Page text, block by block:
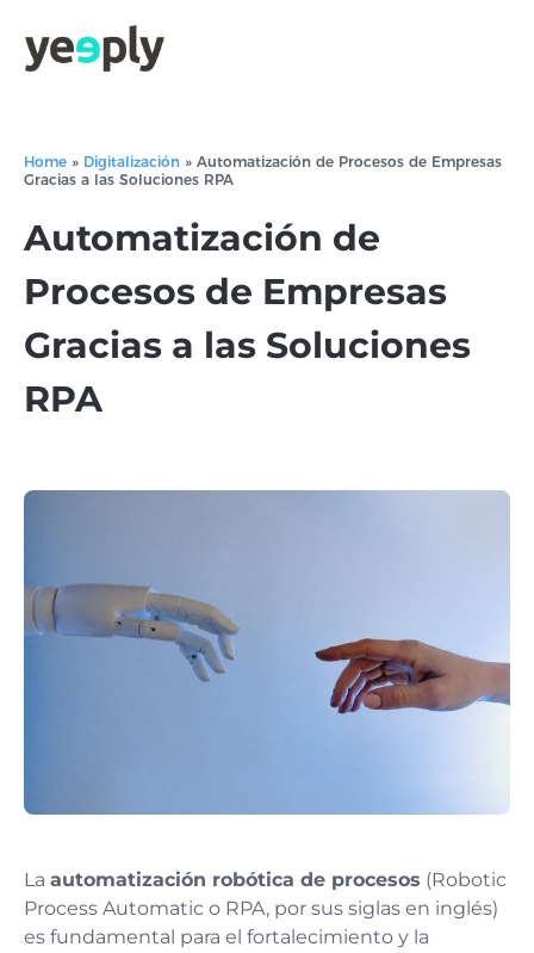
Home » Digitalización » Automatización de Procesos de Empresas
Gracias a las Soluciones RPA
Automatización de
Procesos de Empresas
Gracias a las Soluciones
RPA
La automatización robótica de procesos (Robotic
Process Automatic o RPA, por sus siglas en inglés)
es fundamental para el fortalecimiento y la